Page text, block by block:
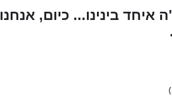
בינינו... כיום, אנחנו